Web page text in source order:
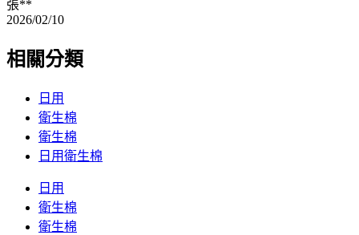
張**
2026/02/10
相關分類
日用
衛生棉
衛生棉
日用衛生棉
日用
衛生棉
衛生棉